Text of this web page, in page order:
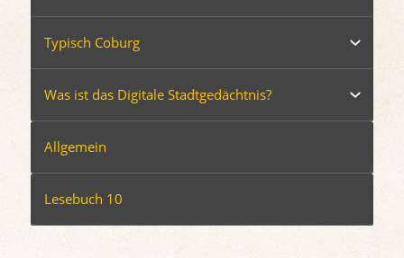
Typisch Coburg
Was ist das Digitale Stadtgedächtnis?
Allgemein
Lesebuch 10